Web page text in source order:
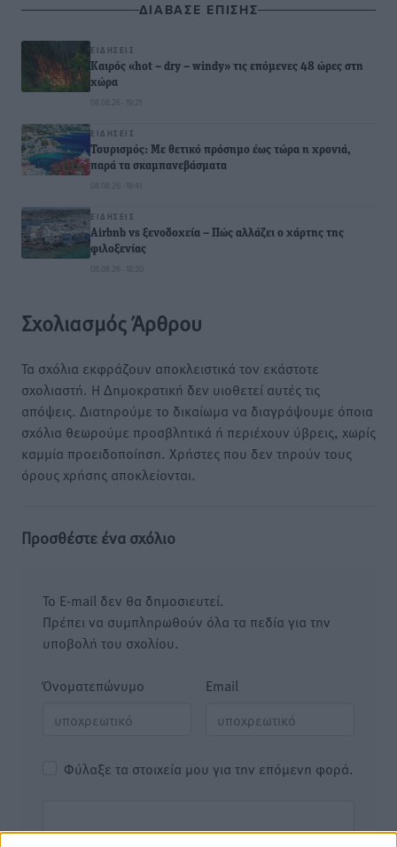
ΔΙΑΒΑΣΕ ΕΠΙΣΗΣ
ΕΙΔΉΣΕΙΣ
Καιρός «hot – dry – windy» τις επόμενες 48 ώρες στη
χώρα
08.08.26 · 19:21
ΕΙΔΉΣΕΙΣ
Τουρισμός: Με θετικό πρόσημο έως τώρα η χρονιά,
παρά τα σκαμπανεβάσματα
08.08.26 · 18:41
ΕΙΔΉΣΕΙΣ
Airbnb vs ξενοδοχεία – Πώς αλλάζει ο χάρτης της
φιλοξενίας
08.08.26 · 18:30
Σχολιασμός Άρθρου
Τα σχόλια εκφράζουν αποκλειστικά τον εκάστοτε
σχολιαστή. Η Δημοκρατική δεν υιοθετεί αυτές τις
απόψεις. Διατηρούμε το δικαίωμα να διαγράψουμε όποια
σχόλια θεωρούμε προσβλητικά ή περιέχουν ύβρεις, χωρίς
καμμία προειδοποίηση. Χρήστες που δεν τηρούν τους
όρους χρήσης αποκλείονται.
Προσθέστε ένα σχόλιο
Το E-mail δεν θα δημοσιευτεί.
Πρέπει να συμπληρωθούν όλα τα πεδία για την
υποβολή του σχολίου.
Όνοματεπώνυμο Email
Φύλαξε τα στοιχεία μου για την επόμενη φορά.